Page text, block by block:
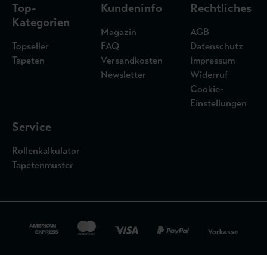
Top-
Kategorien
Topseller
Tapeten
Kundeninfo
Magazin
FAQ
Versandkosten
Newsletter
Rechtliches
AGB
Datenschutz
Impressum
Widerruf
Cookie-
Einstellungen
Service
Rollenkalkulator
Tapetenmuster